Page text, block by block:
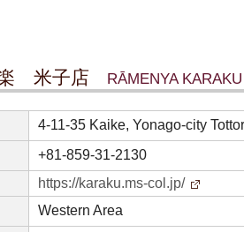
米子店 RĀMENYA
4-11-35 Kaike, Yonago-city
+81-859-31-2130
https://karaku.ms-col.jp/
Western Area